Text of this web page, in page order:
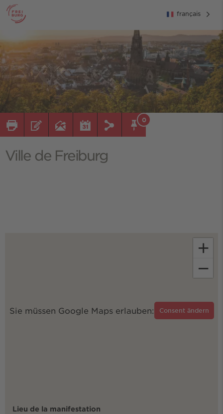
français
0
Ville de Freiburg
Sie müssen Google Maps erlauben: Consent ändern
+
−
Lieu de la manifestation